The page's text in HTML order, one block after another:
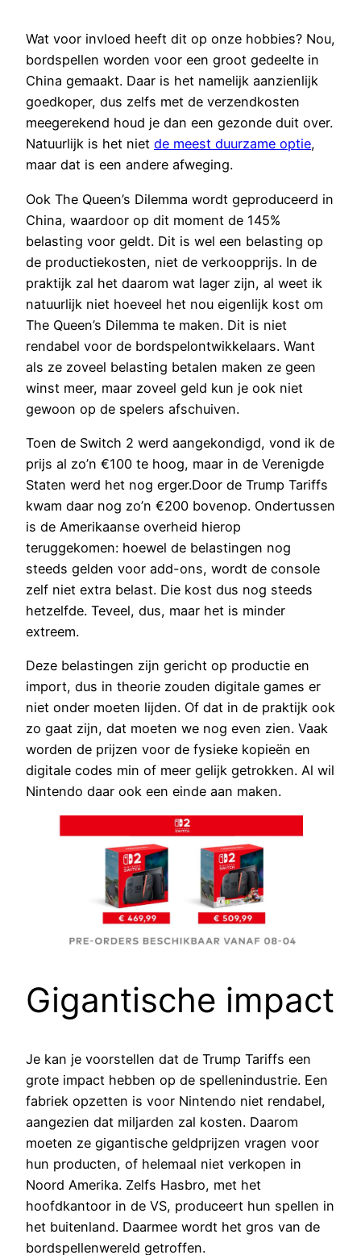
Wat voor invloed heeft dit op onze hobbies? Nou,
bordspellen worden voor een groot gedeelte in
China gemaakt. Daar is het namelijk aanzienlijk
goedkoper, dus zelfs met de verzendkosten
meegerekend houd je dan een gezonde duit over.
Natuurlijk is het niet de meest duurzame optie,
maar dat is een andere afweging.
Ook The Queen’s Dilemma wordt geproduceerd in
China, waardoor op dit moment de 145%
belasting voor geldt. Dit is wel een belasting op
de productiekosten, niet de verkoopprijs. In de
praktijk zal het daarom wat lager zijn, al weet ik
natuurlijk niet hoeveel het nou eigenlijk kost om
The Queen’s Dilemma te maken. Dit is niet
rendabel voor de bordspelontwikkelaars. Want
als ze zoveel belasting betalen maken ze geen
winst meer, maar zoveel geld kun je ook niet
gewoon op de spelers afschuiven.
Toen de Switch 2 werd aangekondigd, vond ik de
prijs al zo’n €100 te hoog, maar in de Verenigde
Staten werd het nog erger.Door de Trump Tariffs
kwam daar nog zo’n €200 bovenop. Ondertussen
is de Amerikaanse overheid hierop
teruggekomen: hoewel de belastingen nog
steeds gelden voor add-ons, wordt de console
zelf niet extra belast. Die kost dus nog steeds
hetzelfde. Teveel, dus, maar het is minder
extreem.
Deze belastingen zijn gericht op productie en
import, dus in theorie zouden digitale games er
niet onder moeten lijden. Of dat in de praktijk ook
zo gaat zijn, dat moeten we nog even zien. Vaak
worden de prijzen voor de fysieke kopieën en
digitale codes min of meer gelijk getrokken. Al wil
Nintendo daar ook een einde aan maken.
Gigantische impact
Je kan je voorstellen dat de Trump Tariffs een
grote impact hebben op de spellenindustrie. Een
fabriek opzetten is voor Nintendo niet rendabel,
aangezien dat miljarden zal kosten. Daarom
moeten ze gigantische geldprijzen vragen voor
hun producten, of helemaal niet verkopen in
Noord Amerika. Zelfs Hasbro, met het
hoofdkantoor in de VS, produceert hun spellen in
het buitenland. Daarmee wordt het gros van de
bordspellenwereld getroffen.